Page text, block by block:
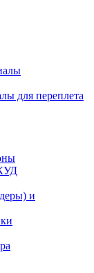
для переплета
и